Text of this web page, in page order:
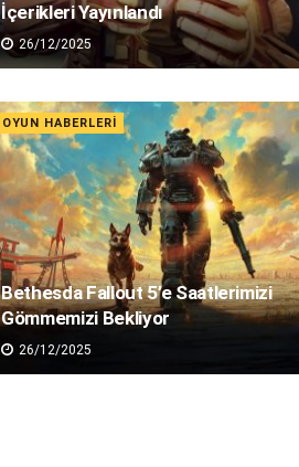
İçerikleri Yayınlandı
26/12/2025
OYUN HABERLERI
Bethesda Fallout 5’e Saatlerimizi
Gömmemizi Bekliyor
26/12/2025